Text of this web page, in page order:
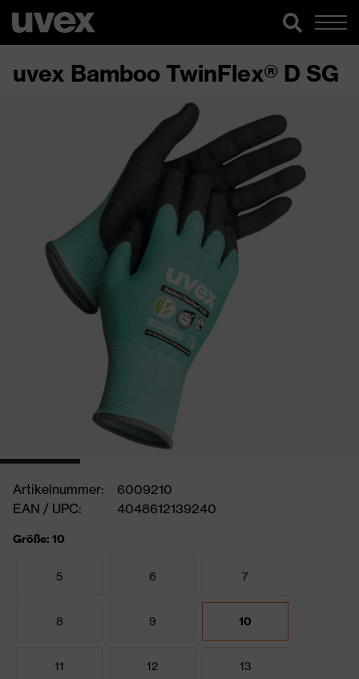
uvex Bamboo TwinFlex® D SG
Artikelnummer:
6009210
EAN / UPC:
4048612139240
Größe: 10
5 6 7
8 9 10
11 12 13